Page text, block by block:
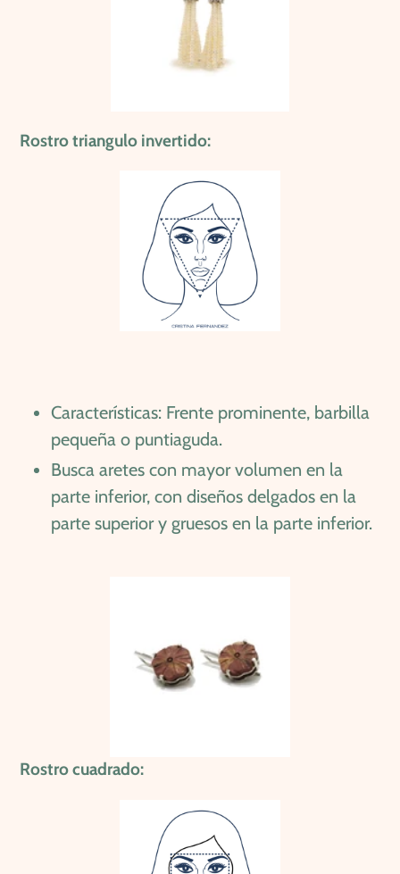
Rostro triangulo invertido:
Características: Frente prominente, barbilla
pequeña o puntiaguda.
Busca aretes con mayor volumen en la
parte inferior, con diseños delgados en la
parte superior y gruesos en la parte inferior.
Rostro cuadrado: